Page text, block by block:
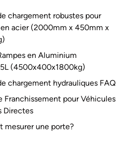
chargement robustes pour
acier (2000mm x 450mm x
en Aluminium
(4500x400x1800kg)
chargement hydrauliques FAQ
Franchissement pour Véhicules
Directes
mesurer une porte?